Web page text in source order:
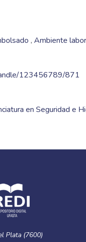
, Ambiente
123456789/871
en Seguridad e
Plata (7600)